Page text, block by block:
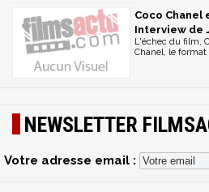
Coco Chanel
Interview de
L'échec du film,
Chanel, le format
NEWSLETTER
Votre adresse email :